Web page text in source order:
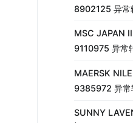
8902125 异常
MSC JAPAN
9110975 异常
MAERSK
9385972 异常
SUNNY